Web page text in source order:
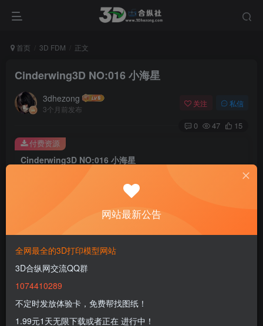
首页 3D FDM 正文
Cinderwing3D NO:016 小海星
3dhezong
3个月前发布
关注 私信
0 47 15
Cinderwing3D NO:016 小海星
100
免费
付费资源
网站最新公告
全网最全的3D打印模型网站
3D合纵网交流QQ群
1074410289
不定时发放体验卡，免费帮找图纸！
1.99元1天无限下载或者正在 进行中！